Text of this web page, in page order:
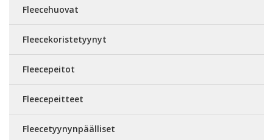
Fleecehuovat
Fleecekoristetyynyt
Fleecepeitot
Fleecepeitteet
Fleecetyynynpäälliset